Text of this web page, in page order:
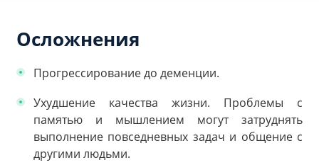
Осложнения
Прогрессирование до деменции.
Ухудшение качества жизни. Проблемы с
памятью и мышлением могут затруднять
выполнение повседневных задач и общение с
другими людьми.